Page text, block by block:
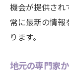
機会が提供され
常に最新の情報
ります。
地元の専門家